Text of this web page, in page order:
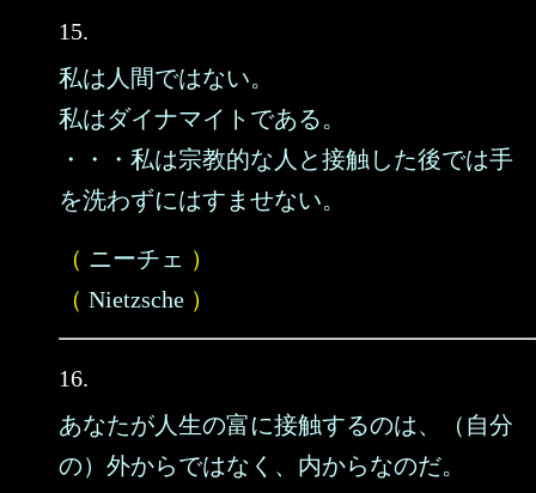
15.
私は人間ではない。
私はダイナマイトである。
・・・私は宗教的な人と接触した後では手
を洗わずにはすませない。
（ ニーチェ ）
（ Nietzsche ）
16.
あなたが人生の富に接触するのは、（自分
の）外からではなく、内からなのだ。